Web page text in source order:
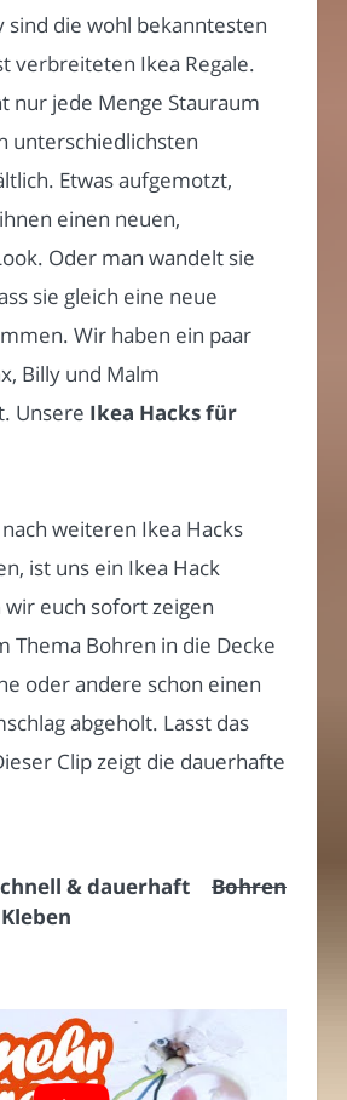
sind die wohl bekanntesten
verbreiteten Ikea Regale.
nur jede Menge Stauraum
unterschiedlichsten
Etwas aufgemotzt,
einen neuen,
Oder man wandelt sie
sie gleich eine neue
Wir haben ein paar
Billy und Malm
Unsere Ikea Hacks für
weiteren Ikea Hacks
ist uns ein Ikea Hack
euch sofort zeigen
Thema Bohren in die Decke
oder andere schon einen
abgeholt. Lasst das
Clip zeigt die dauerhafte
& dauerhaft
Bohren